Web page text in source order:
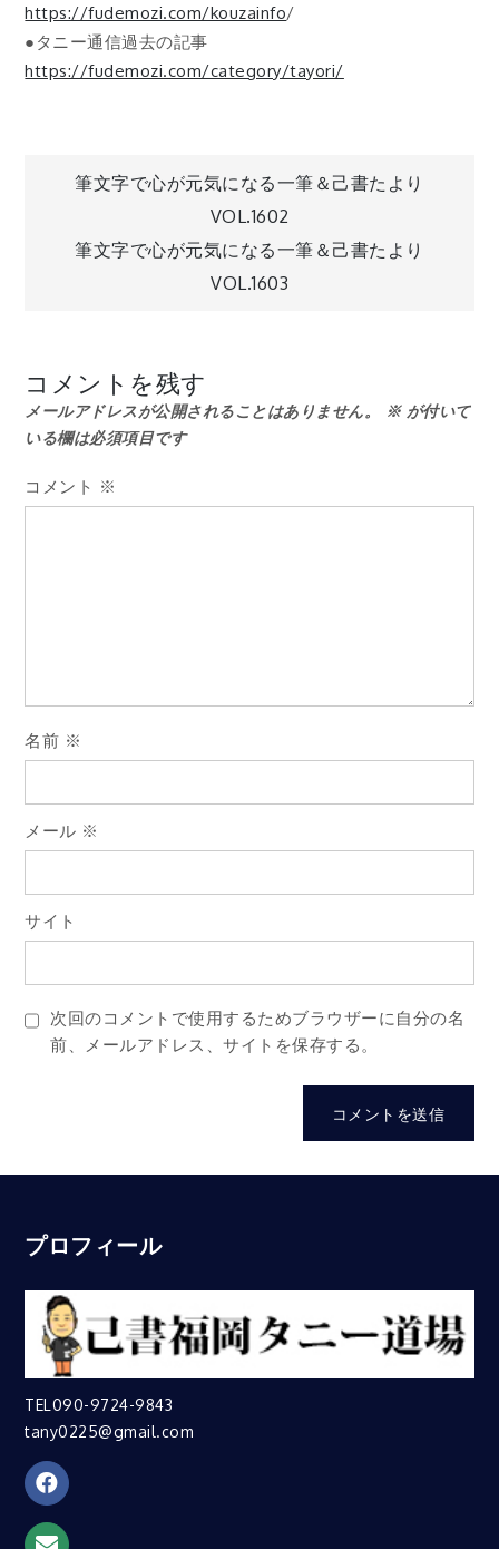
https://fudemozi.com/kouzainfo/
●タニー通信過去の記事
https://fudemozi.com/category/tayori/
投
稿
ビ
ゲ
ー
筆文字で心が元気になる一筆＆己書たより
VOL.1602
筆文字で心が元気になる一筆＆己書たより
VOL.1603
コメントを残す
メールアドレスが公開されることはありません。 ※が付いて
いる欄は必須項目です
コメント ※
名前 ※
メール ※
サイト
次回のコメントで使用するためブラウザーに自分の名
前、メールアドレス、サイトを保存する。
プロフィール
TEL090-9724-9843
tany0225@gmail.com